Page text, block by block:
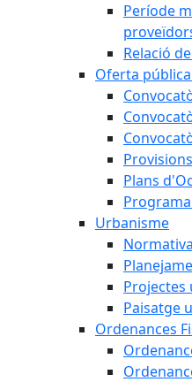
Període
Relació
Oferta
Provisions
Plans
Urbanisme
Projectes
Paisatge
Ordenances